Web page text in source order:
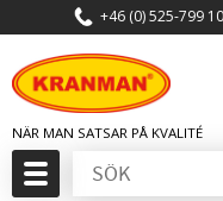
Meny
+46 (0) 525-799